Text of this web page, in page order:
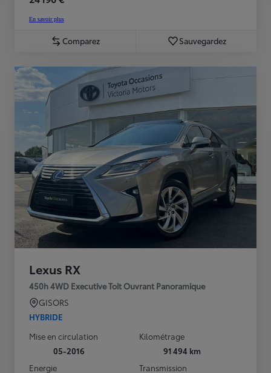
En savoir plus
Comparez Sauvegardez
Lexus RX
450h 4WD Executive Toit Ouvrant Panoramique
GISORS
HYBRIDE
Mise en circulation
05-2016
Kilométrage
91 494 km
Energie
Transmission